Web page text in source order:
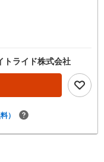
ライド株式会社
）